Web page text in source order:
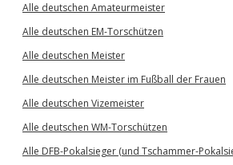
Alle deutschen Amateurmeister
Alle deutschen EM-Torschützen
Alle deutschen Meister
Alle deutschen Meister im Fußball der Frauen
Alle deutschen Vizemeister
Alle deutschen WM-Torschützen
Alle DFB-Pokalsieger (und Tschammer-